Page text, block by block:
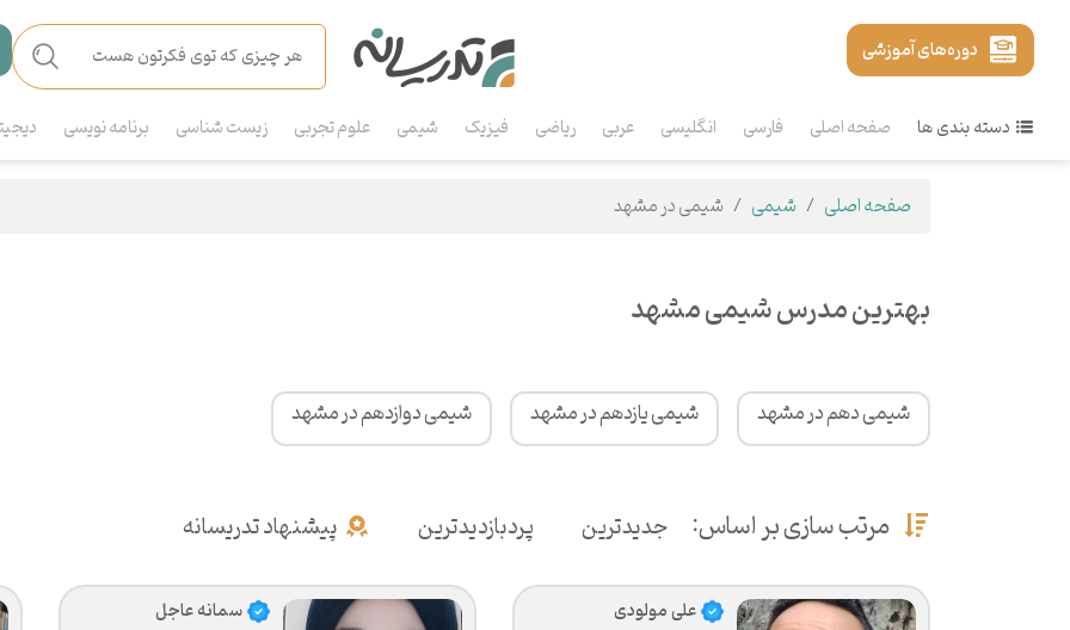
دوره‌های آموزشی
دسته بندی ها صفحه اصلی فارسی انگلیسی عربی ریاضی فیزیک شیمی علوم تجربی زیست شناسی برنامه نویسی
صفحه اصلی شیمی شیمی در مشهد
بهترین مدرس شیمی مشهد
شیمی دهم در مشهد شیمی یازدهم در مشهد شیمی دوازدهم در مشهد
مرتب سازی بر اساس: جدیدترین پردبازدیدترین پیشنهاد تدریسانه